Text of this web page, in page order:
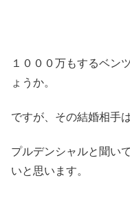
１０００万もするベン
ょうか。
ですが、その結婚相手
プルデンシャルと聞い
いと思います。